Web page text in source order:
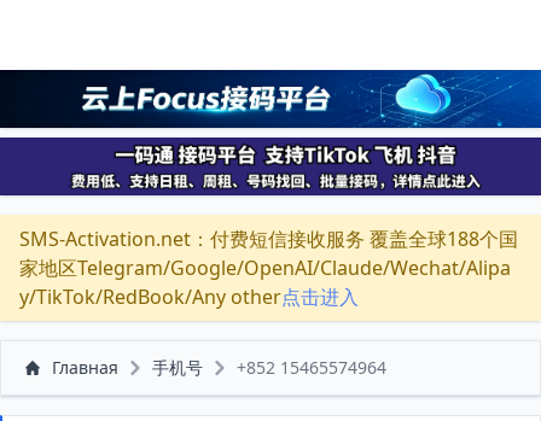
SMS-Activation.net：付费短信接收服务 覆盖全球188个国
家地区Telegram/Google/OpenAI/Claude/Wechat/Alipa
y/TikTok/RedBook/Any other点击进入
Главная 手机号 +852 15465574964